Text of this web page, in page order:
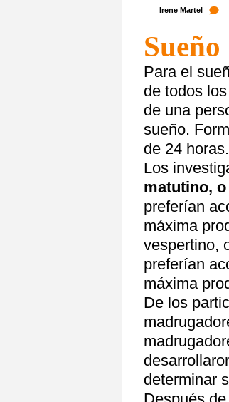
Irene Martel
Sueño
Para el
de todos
de una
sueño.
de 24 horas.
Los
matutino,
preferían
máxima
vespertino,
preferían
máxima
De los
determinar